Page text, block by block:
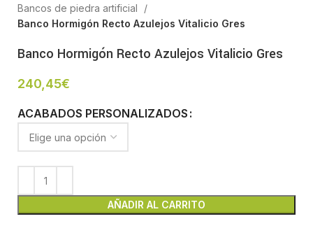
Bancos de piedra artificial
Banco Hormigón Recto Azulejos Vitalicio Gres
Banco Hormigón Recto Azulejos Vitalicio Gres
240,45€
ACABADOS PERSONALIZADOS
AÑADIR AL CARRITO